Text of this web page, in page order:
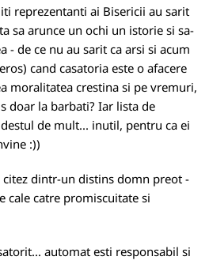
reprezentanti ai Bisericii au sarit
sa arunce un ochi un istorie si sa-
- de ce nu au sarit ca arsi si acum
cand casatoria este o afacere
moralitatea crestina si pe vremuri,
doar la barbati? Iar lista de
de mult... inutil, pentru ca ei
:))
dintr-un distins domn preot -
cale catre promiscuitate si
automat esti responsabil si